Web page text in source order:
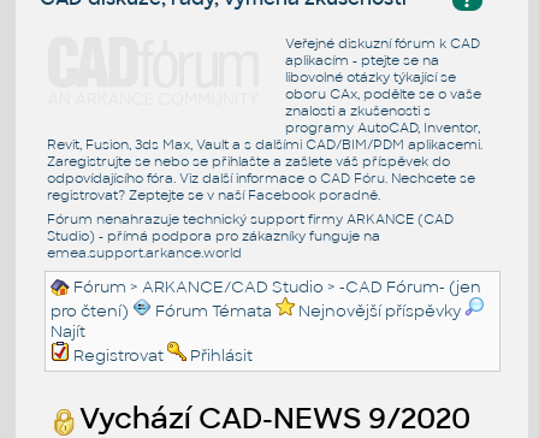
Veřejné diskuzní fórum k CAD
aplikacím - ptejte se na
libovolné otázky týkající se
oboru CAx, podělte se o vaše
znalosti a zkušenosti s
programy AutoCAD, Inventor,
Revit, Fusion, 3ds Max, Vault a s dalšími CAD/BIM/PDM aplikacemi.
Zaregistrujte se nebo se přihlašte a zašlete váš příspěvek do
odpovídajícího fóra. Viz další informace o CAD Fóru. Nechcete se
registrovat? Zeptejte se v naší Facebook poradně.
Fórum nenahrazuje technický support firmy ARKANCE (CAD
Studio) - přímá podpora pro zákazníky funguje na
emea.support.arkance.world
Fórum >ARKANCE/CAD Studio >-CAD Fórum- (jen
pro čtení)
Fórum Témata
Nejnovější příspěvky
Najít
Registrovat
Přihlásit
Vychází CAD-NEWS 9/2020